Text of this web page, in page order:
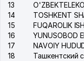
13
14
15
16
17
18